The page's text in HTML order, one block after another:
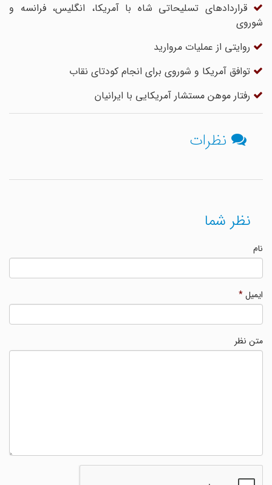
قراردادهای تسلیحاتی شاه با آمریکا، انگلیس، فرانسه و
شوروی
روایتی از عملیات مروارید
توافق آمریکا و شوروی برای انجام کودتای نقاب
رفتار موهن مستشار آمریکایی با ایرانیان
نظرات
نظر شما
ایمیل*
متن نظر